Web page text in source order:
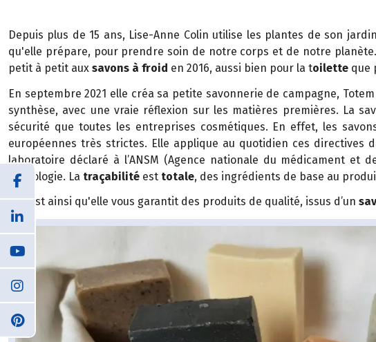
Depuis plus de 15 ans, Lise-Anne Colin utilise les plantes de son
qu'elle prépare, pour prendre soin de notre corps et de notre
petit à petit aux savons à froid en 2016, aussi bien pour la toilette que
En septembre 2021 elle créa sa petite savonnerie de campagne,
synthèse, avec une vraie réflexion sur les matières premières. La
sécurité que toutes les entreprises cosmétiques. En effet, les
européennes très strictes. Elle applique au quotidien ces directives
laboratoire déclaré à l’ANSM (Agence nationale du médicament
toxicologie. La traçabilité est totale, des ingrédients de base au
Et c’est ainsi qu'elle vous garantit des produits de qualité, issus d’un